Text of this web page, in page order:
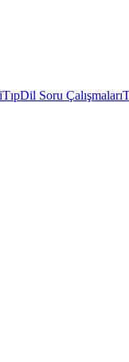
TıpDil Soru Çalışmaları